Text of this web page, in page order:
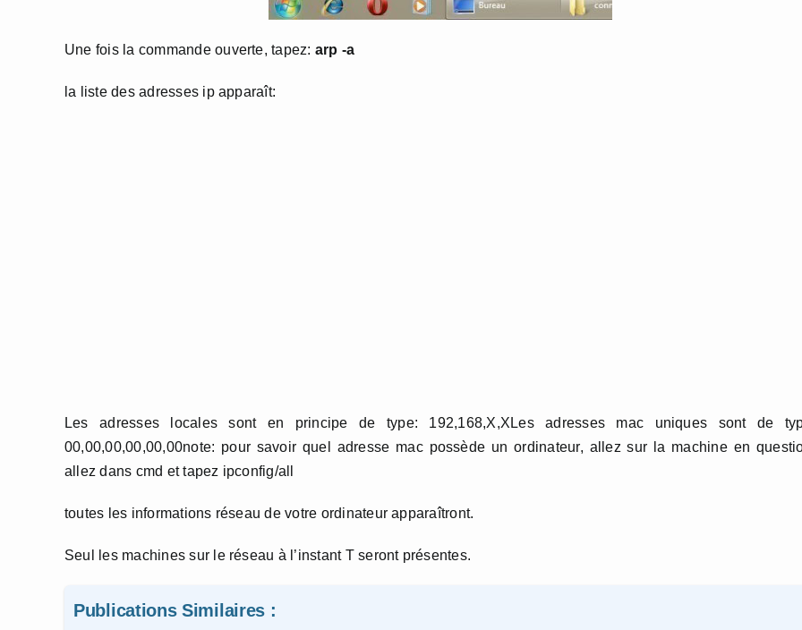
Une fois la commande ouverte, tapez: arp -a
la liste des adresses ip apparaît:
Les adresses locales sont en principe de type: 192,168,X,XLes adresses mac uniques sont de
00,00,00,00,00,00note: pour savoir quel adresse mac possède un ordinateur, allez sur la machine en
allez dans cmd et tapez ipconfig/all
toutes les informations réseau de votre ordinateur apparaîtront.
Seul les machines sur le réseau à l’instant T seront présentes.
Publications Similaires :